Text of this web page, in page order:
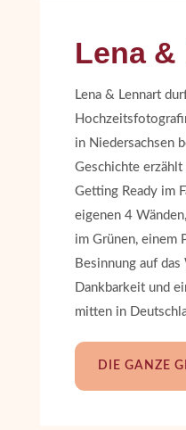
Lena
Lena & Lennart
in Niedersachsen
Geschichte
Getting Ready im
eigenen 4
im Grünen, einem
Besinnung auf
Dankbarkeit und
mitten in
DIE GANZE